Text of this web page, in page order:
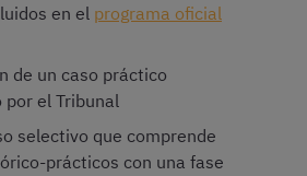
en el programa oficial
de un caso práctico
por el Tribunal
selectivo que comprende
prácticos con una fase